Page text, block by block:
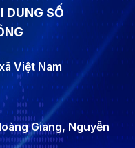
DUNG SỐ
Việt Nam
Giang, Nguyễn